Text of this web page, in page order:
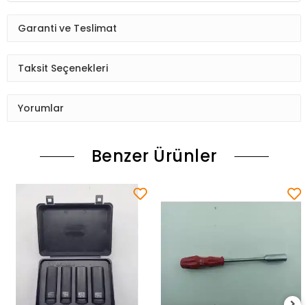
Garanti ve Teslimat
Taksit Seçenekleri
Yorumlar
Benzer Ürünler